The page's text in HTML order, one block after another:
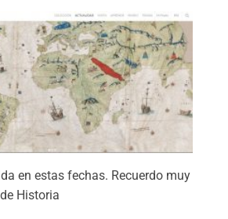
en estas fechas. Recuerdo muy
Historia